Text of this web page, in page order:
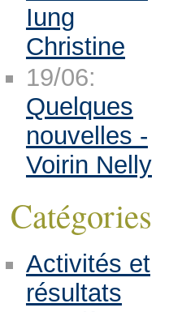
Iung
Christine
19/06:
Quelques
nouvelles -
Voirin Nelly
Catégories
Activités et
résultats